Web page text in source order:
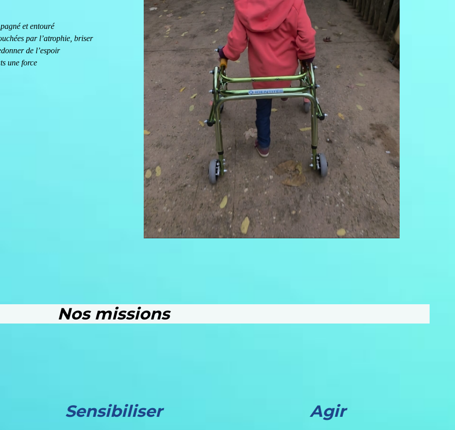
et entouré
par l’atrophie, briser
de l’espoir
une force
Nos missions
Sensibiliser Agir